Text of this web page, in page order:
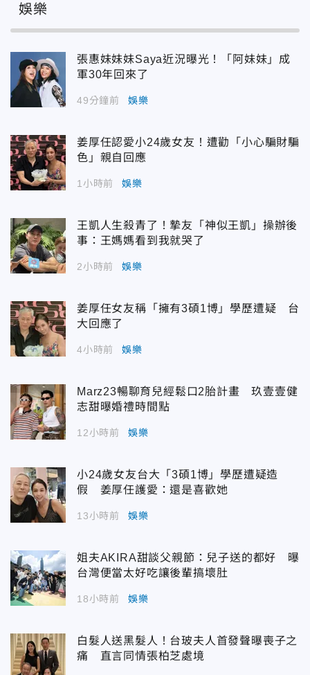
娛樂
張惠妹妹妹Saya近況曝光！「阿妹妹」成
軍30年回來了
49分鐘前 娛樂
姜厚任認愛小24歲女友！遭勸「小心騙財騙
色」親自回應
1小時前 娛樂
王凱人生殺青了！摯友「神似王凱」操辦後
事：王媽媽看到我就哭了
2小時前 娛樂
姜厚任女友稱「擁有3碩1博」學歷遭疑 台
大回應了
4小時前 娛樂
Marz23暢聊育兒經鬆口2胎計畫 玖壹壹健
志甜曝婚禮時間點
12小時前 娛樂
小24歲女友台大「3碩1博」學歷遭疑造
假 姜厚任護愛：還是喜歡她
13小時前 娛樂
姐夫AKIRA甜談父親節：兒子送的都好 曝
台灣便當太好吃讓後輩搞壞肚
18小時前 娛樂
白髮人送黑髮人！台玻夫人首發聲曝喪子之
痛 直言同情張柏芝處境